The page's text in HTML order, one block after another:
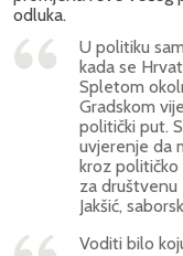
odluka.
U politiku
kada se
Spletom
Gradskom
politički put.
uvjerenje da
kroz političko
za društvenu
Jakšić,
Voditi bilo